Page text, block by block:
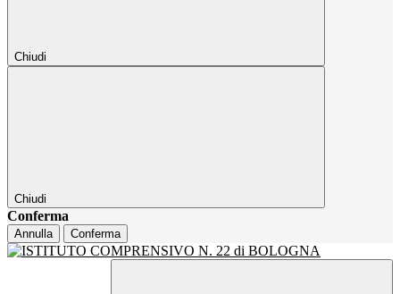
Chiudi
Chiudi
Conferma
Annulla Conferma